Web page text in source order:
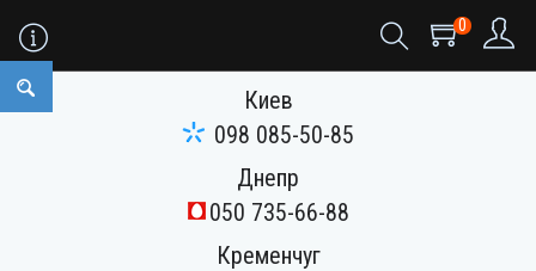
0
Киев
098 085-50-85
Днепр
050 735-66-88
Кременчуг